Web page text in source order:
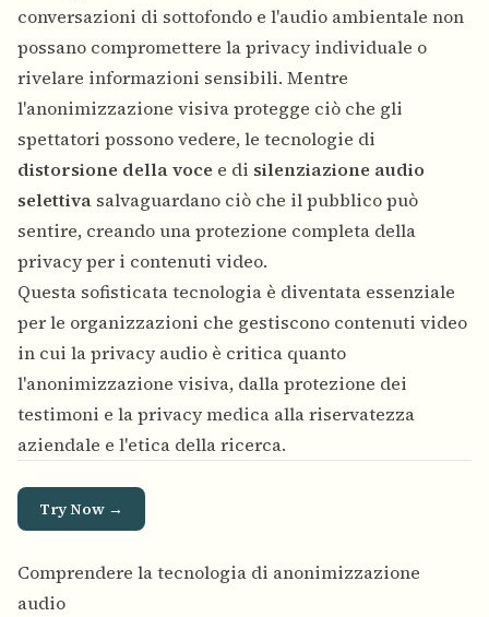
conversazioni di sottofondo e l'audio ambientale non
possano compromettere la privacy individuale o
rivelare informazioni sensibili. Mentre
l'anonimizzazione visiva protegge ciò che gli
spettatori possono vedere, le tecnologie di
distorsione della voce e di silenziazione audio
selettiva salvaguardano ciò che il pubblico può
sentire, creando una protezione completa della
privacy per i contenuti video.
Questa sofisticata tecnologia è diventata essenziale
per le organizzazioni che gestiscono contenuti video
in cui la privacy audio è critica quanto
l'anonimizzazione visiva, dalla protezione dei
testimoni e la privacy medica alla riservatezza
aziendale e l'etica della ricerca.
Try Now →
Comprendere la tecnologia di anonimizzazione
audio